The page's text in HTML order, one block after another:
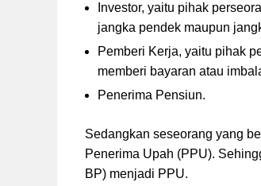
Investor, yaitu pihak
jangka pendek maupun
Pemberi Kerja, yaitu pihak
memberi bayaran atau
Penerima Pensiun.
Sedangkan seseorang yang
Penerima Upah (PPU).
BP) menjadi PPU.